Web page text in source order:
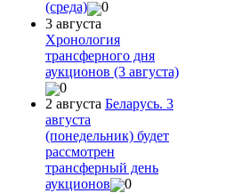
(среда)
0
3 августа
Хронология
трансферного дня
аукционов (3 августа)
0
2 августа Беларусь. 3
августа
(понедельник) будет
рассмотрен
трансферный день
аукционов
0